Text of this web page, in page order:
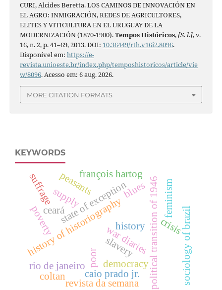
CURI, Alcides Beretta. LOS CAMINOS DE INNOVACIÓN EN
EL AGRO: INMIGRACIÓN, REDES DE AGRICULTORES,
ELITES Y VITICULTURA EN EL URUGUAY DE LA
MODERNIZACIÓN (1870-1900).Tempos Históricos,[S. l.], v.
16, n. 2, p. 41–69, 2013. DOI: 10.36449/rth.v16i2.8096.
Disponível em: https://e-
revista.unioeste.br/index.php/temposhistoricos/article/vie
w/8096. Acesso em: 6 aug. 2026.
MORE CITATION FORMATS
KEYWORDS
history of historiographywar diaries
poverty
poor slavery
democracy
state of exception political transition of 1946
history
françois hartog
peasants
supply
crisis
ceará sociology of brazil
caio prado jr.
feminism
suffrage
revista da semana
rio de janeiro
coltan
blues